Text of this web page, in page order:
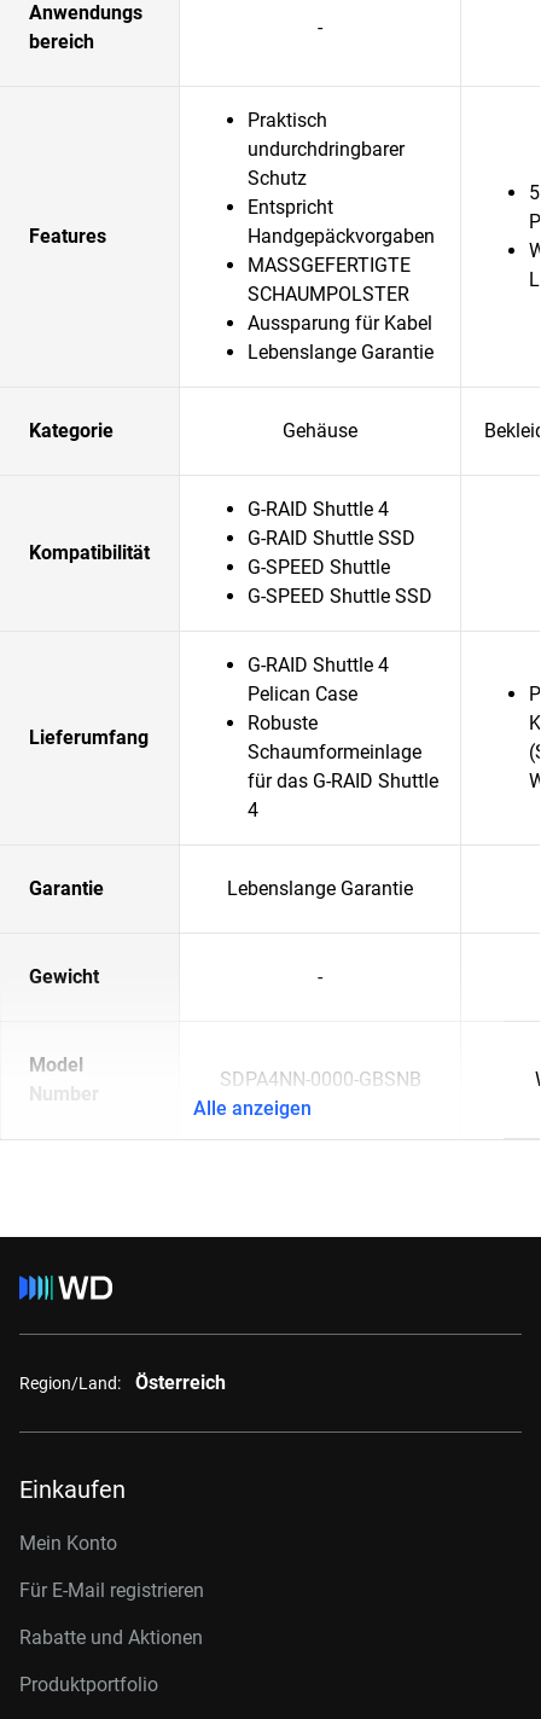
Anwendungs
bereich
-
Features
Praktisch
undurchdringbarer
Schutz
Entspricht
Handgepäckvorgaben
MASSGEFERTIGTE
SCHAUMPOLSTER
Aussparung für Kabel
Lebenslange Garantie
Kategorie Gehäuse
Kompatibilität
G-RAID Shuttle 4
G-RAID Shuttle SSD
G-SPEED Shuttle
G-SPEED Shuttle SSD
Lieferumfang
G-RAID Shuttle 4
Pelican Case
Robuste
Schaumformeinlage
für das G-RAID Shuttle
4
Garantie Lebenslange Garantie
Gewicht -
Model
Number
SDPA4NN-0000-GBSNB
Alle anzeigen
Region/Land: Österreich
Einkaufen
Mein Konto
Für E-Mail registrieren
Rabatte und Aktionen
Produktportfolio